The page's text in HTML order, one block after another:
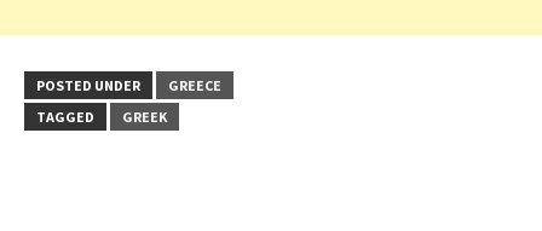
POSTED UNDER
GREECE
TAGGED
GREEK